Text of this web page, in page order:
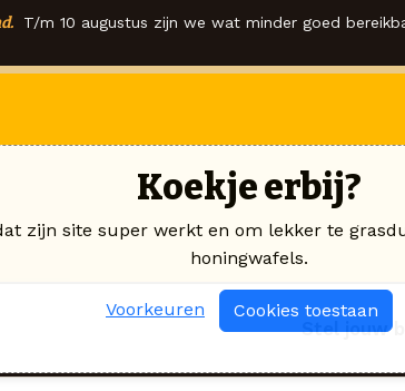
T/m 10 augustus zijn we wat minder goed
Stel jouw
Koekje erbij?
zijn site super werkt en om lekker te
honingwafels.
Voorkeuren Cookies toestaan